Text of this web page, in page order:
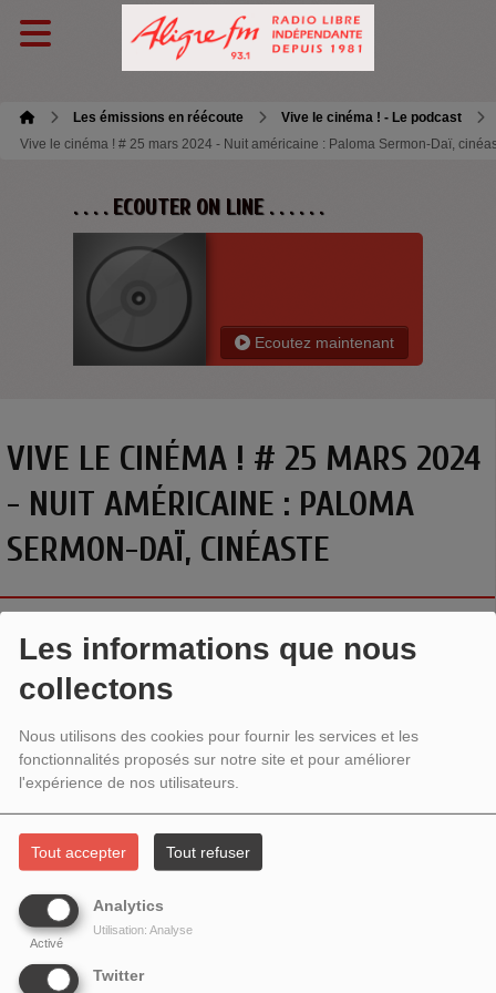
Les informations que nous
collectons
Nous utilisons des cookies pour fournir les services et les
fonctionnalités proposés sur notre site et pour améliorer
l'expérience de nos utilisateurs.
Tout accepter Tout refuser
Analytics
Activé
Utilisation: Analyse
Twitter
Les émissions en réécoute
Vive le cinéma ! - Le podcast
Vive le cinéma ! # 25 mars 2024 - Nuit américaine : Paloma Sermon-Daï,
. . . . ECOUTER ON LINE . . . . . .
Ecoutez maintenant
VIVE LE CINÉMA ! # 25 MARS 2024
- NUIT AMÉRICAINE : PALOMA
SERMON-DAÏ, CINÉASTE
NUIT AMÉRICAINE (VIVE LE CINÉMA !
AvecPaloma Sermon-Daï
film Il pleut dans la maison